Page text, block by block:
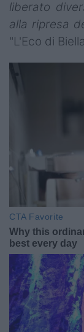
liberato
alla ripresa
"L'Eco di